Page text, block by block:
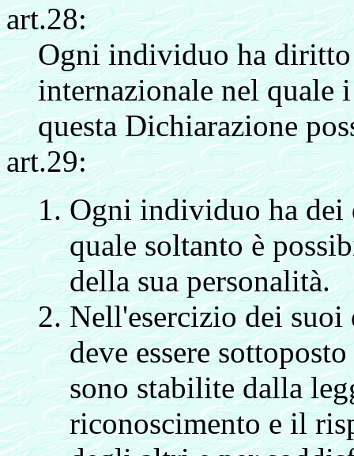
art.28:
Ogni individuo ha diritto
internazionale nel
questa Dichiarazione
art.29:
Ogni individuo ha dei
quale soltanto è
della sua personalità.
Nell'esercizio dei
deve essere
sono stabilite dalla
riconoscimento e il